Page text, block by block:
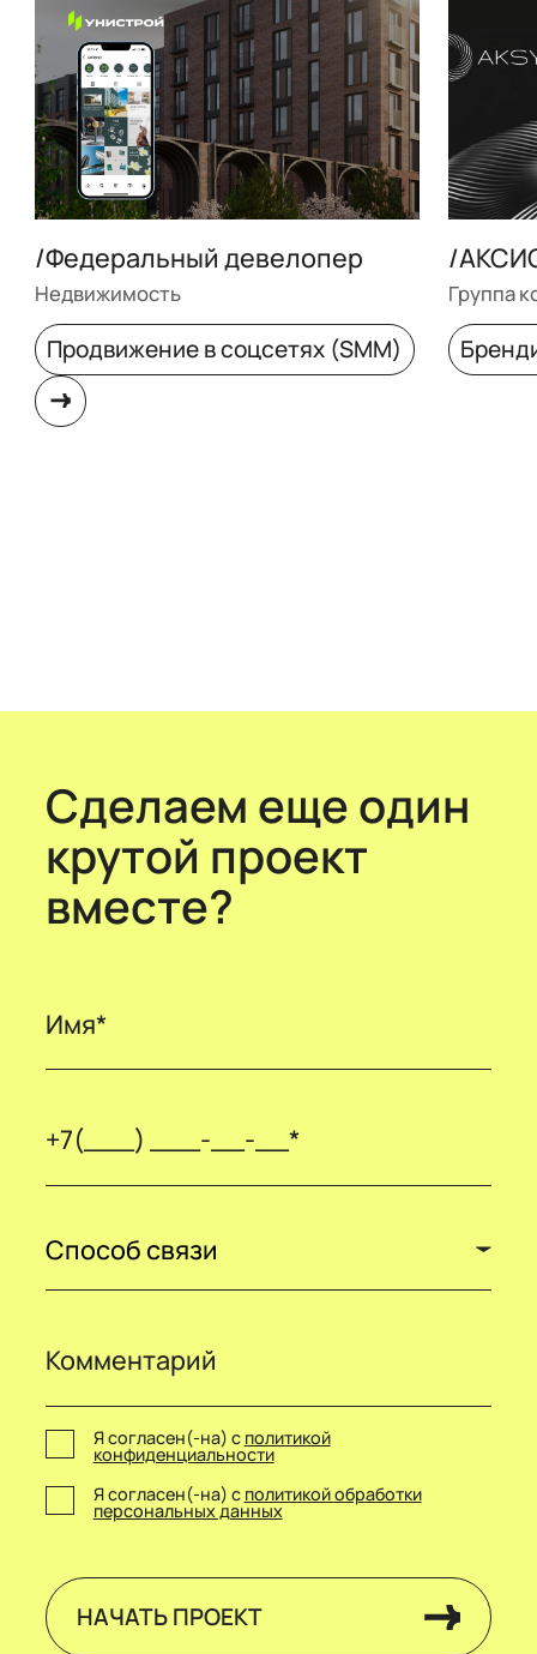
/Федеральный девелопер
Недвижимость
Продвижение в соцсетях (SMM)
/
Группа
Сделаем еще один
крутой проект
вместе?
Способ связи
Я согласен(-на) с политикой
конфиденциальности
Я согласен(-на) с политикой обработки
персональных данных
НАЧАТЬ ПРОЕКТ